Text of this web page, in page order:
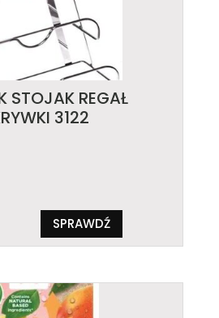
STOJAK REGAŁ
3122
SPRAWDŹ